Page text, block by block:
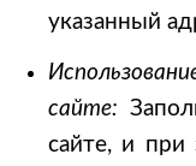
указанный
сайте:
сайте, и при